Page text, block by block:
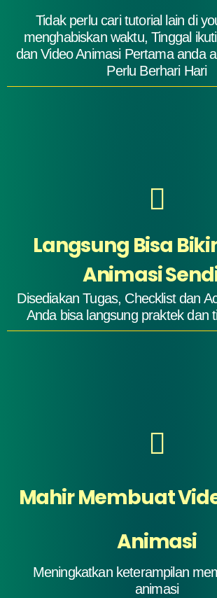
Tidak perlu cari tutorial lain di
menghabiskan waktu, Tinggal
dan Video Animasi Pertama anda
Perlu Berhari Hari
Langsung Bisa
Animasi
Disediakan Tugas, Checklist dan
Anda bisa langsung praktek dan
Mahir Membuat
Animasi
Meningkatkan keterampilan
animasi